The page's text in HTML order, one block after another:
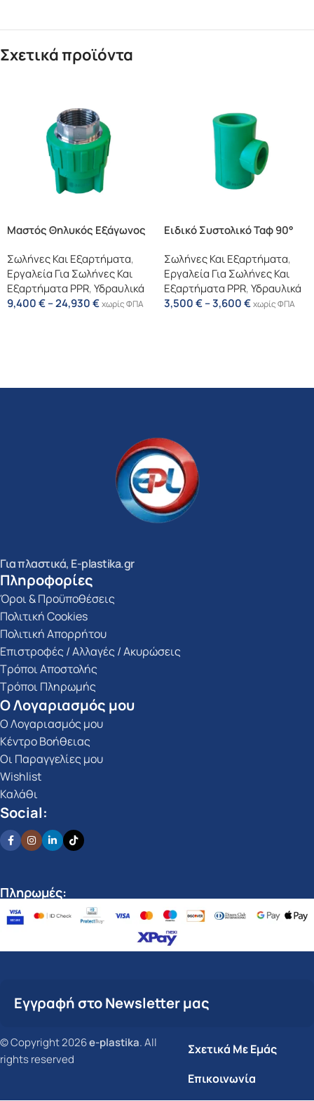
Σχετικά προϊόντα
Μαστός Θηλυκός Εξάγωνος
Σωλήνες Και Εξαρτήματα,
Εργαλεία Για Σωλήνες Και
Εξαρτήματα PPR,Υδραυλικά
9,400€–24,930€χωρίς ΦΠΑ
Ειδικό Συστολικό Ταφ 90°
Σωλήνες Και Εξαρτήματα,
Εργαλεία Για Σωλήνες Και
Εξαρτήματα PPR,Υδραυλικά
3,500€–3,600€χωρίς ΦΠΑ
Για πλαστικά, E-plastika.gr
Πληροφορίες
Όροι & Προϋποθέσεις
Πολιτική Cookies
Πολιτική Απορρήτου
Επιστροφές / Αλλαγές / Ακυρώσεις
Τρόποι Αποστολής
Τρόποι Πληρωμής
Ο Λογαριασμός μου
Ο Λογαριασμός μου
Κέντρο Βοήθειας
Οι Παραγγελίες μου
Wishlist
Καλάθι
Social:
Πληρωμές:
Εγγραφή στο Newsletter μας
© Copyright 2026e-plastika. All
rights reserved
Σχετικά Με Εμάς
Επικοινωνία